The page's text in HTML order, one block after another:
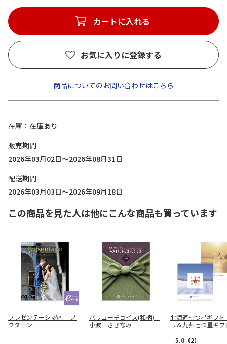
カートに入れる
お気に入りに登録する
商品についてのお問い合わせはこちら
在庫
在庫あり
販売期間
2026年03月02日～2026年08月31日
配送期間
2026年03月03日～2026年09月18日
この商品を見た人は他にこんな商品も買っています
プレゼンテージ 婚礼 ノ
クターン
バリューチョイス(和柄)
小波 ささなみ
北海道七つ星ギフ
リ＆九州七つ星ギ
5.0 （2）